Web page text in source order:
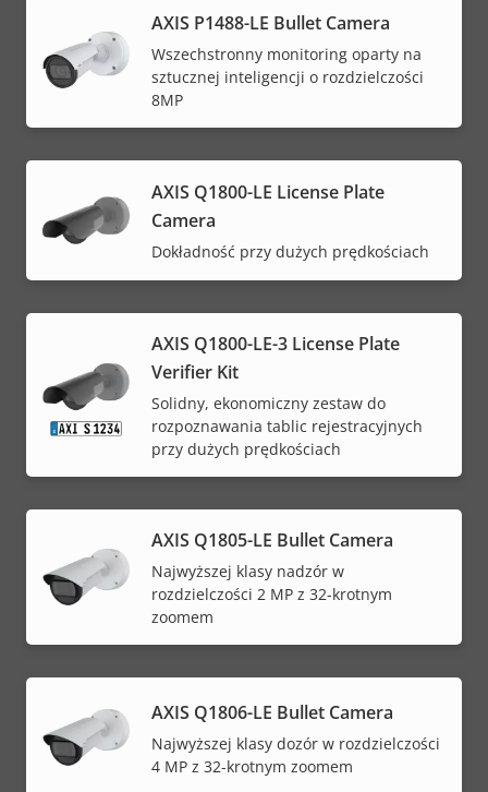
AXIS P1488-LE Bullet Camera
Wszechstronny monitoring oparty na
sztucznej inteligencji o rozdzielczości
8MP
AXIS Q1800-LE License Plate
Camera
Dokładność przy dużych prędkościach
AXIS Q1800-LE-3 License Plate
Verifier Kit
Solidny, ekonomiczny zestaw do
rozpoznawania tablic rejestracyjnych
przy dużych prędkościach
AXIS Q1805-LE Bullet Camera
Najwyższej klasy nadzór w
rozdzielczości 2 MP z 32-krotnym
zoomem
AXIS Q1806-LE Bullet Camera
Najwyższej klasy dozór w rozdzielczości
4 MP z 32-krotnym zoomem